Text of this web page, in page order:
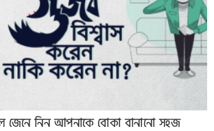
নিন আপনাকে বোকা বানানো সহজ